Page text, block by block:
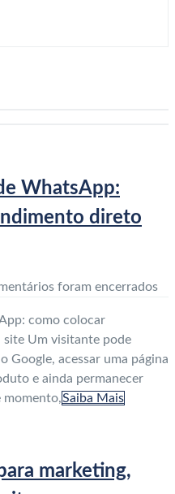
WhatsApp:
direto
foram encerrados
como colocar
Um visitante pode
Google, acessar uma página
e ainda permanecer
momento,Saiba Mais
marketing,